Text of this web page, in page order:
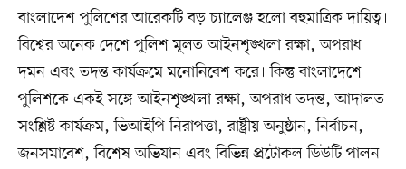
বাংলাদেশ পুলিশের আরেকটি বড় চ্যালেঞ্জ হলো বহুমাত্রিক দায়িত্ব।
বিশ্বের অনেক দেশে পুলিশ মূলত আইনশৃঙ্খলা রক্ষা, অপরাধ
দমন এবং তদন্ত কার্যক্রমে মনোনিবেশ করে। কিন্তু বাংলাদেশে
পুলিশকে একই সঙ্গে আইনশৃঙ্খলা রক্ষা, অপরাধ তদন্ত, আদালত
সংশ্লিষ্ট কার্যক্রম, ভিআইপি নিরাপত্তা, রাষ্ট্রীয় অনুষ্ঠান, নির্বাচন,
জনসমাবেশ, বিশেষ অভিযান এবং বিভিন্ন প্রটোকল ডিউটি পালন